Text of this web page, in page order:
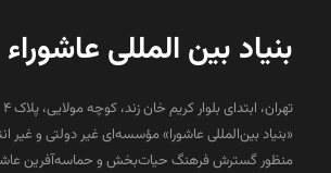
بنیاد بین المللی عاشوراء
تهران، ابتدای بلوار کریم خان زند، کوچه مولایی، پلاک 4
«بنیاد بین‌المللی عاشورا» مؤسسه‌ای غیر دولتی و غیر
منظور گسترش فرهنگ حیات‌بخش و حماسه‌آفرین